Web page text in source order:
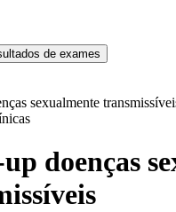
de exames
sexualmente
doenças